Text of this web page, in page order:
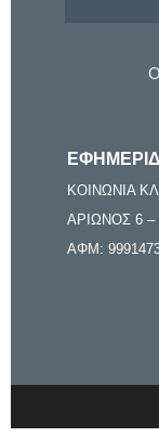
ΚΟΙΝΩΝΙΑ
ΑΡΙΩΝΟΣ 6
ΑΦΜ: